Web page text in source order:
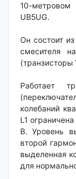
10-
UB5UG.
Он состоит
смесителя
(транзисторы
Работает
колебаний
L1
В. Уровень
второй
выделенная
для